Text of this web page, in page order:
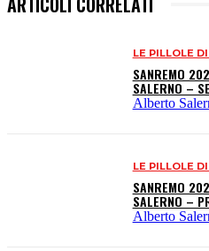
LE PILLOLE
SANREMO
SALERNO –
Alberto
LE PILLOLE
SANREMO
SALERNO –
Alberto